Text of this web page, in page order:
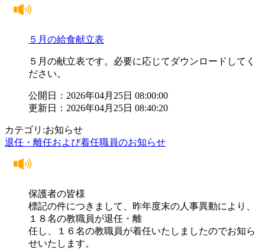
５月の給食献立表
５月の献立表です。必要に応じてダウンロードしてく
ださい。
公開日：2026年04月25日 08:00:00
更新日：2026年04月25日 08:40:20
カテゴリ:お知らせ
退任・離任および着任職員のお知らせ
保護者の皆様
標記の件につきまして、昨年度末の人事異動により、
１８名の教職員が退任・離
任し、１６名の教職員が着任いたしましたのでお知ら
せいたします。